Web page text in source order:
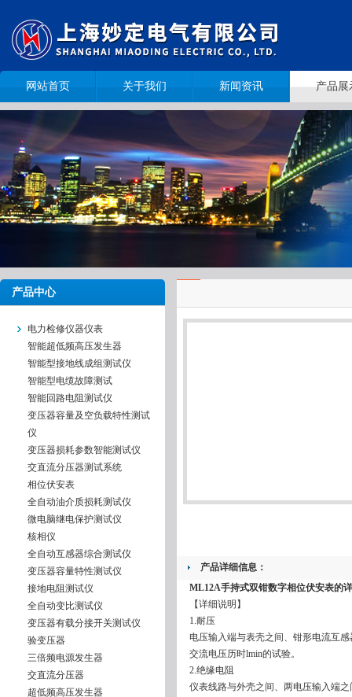
网站首页 关于我们 新闻资讯 产品展
产品中心
电力检修仪器仪表
智能超低频高压发生器
智能型接地线成组测试仪
智能型电缆故障测试
智能回路电阻测试仪
变压器容量及空负载特性测试
仪
变压器损耗参数智能测试仪
交直流分压器测试系统
相位伏安表
全自动油介质损耗测试仪
微电脑继电保护测试仪
核相仪
全自动互感器综合测试仪
变压器容量特性测试仪
接地电阻测试仪
全自动变比测试仪
变压器有载分接开关测试仪
验变压器
三倍频电源发生器
交直流分压器
超低频高压发生器
产品详细信息：
ML12A手持式双钳数字相位伏安表的
【详细说明】
1.耐压
电压输入端与表壳之间、钳形电流互
交流电压历时lmin的试验。
2.绝缘电阻
仪表线路与外壳之间、两电压输入端